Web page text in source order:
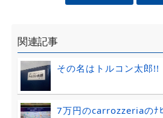
関連記事
その名はトルコン太郎!!
7万円のcarrozzeriaの